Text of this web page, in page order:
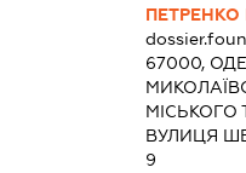
ПЕТРЕНКО
67000,
МІСЬКОГО
ВУЛИЦЯ
9